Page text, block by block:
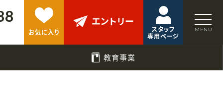
お気に入り
エントリー
スタッフ
専用ページ
教育事業